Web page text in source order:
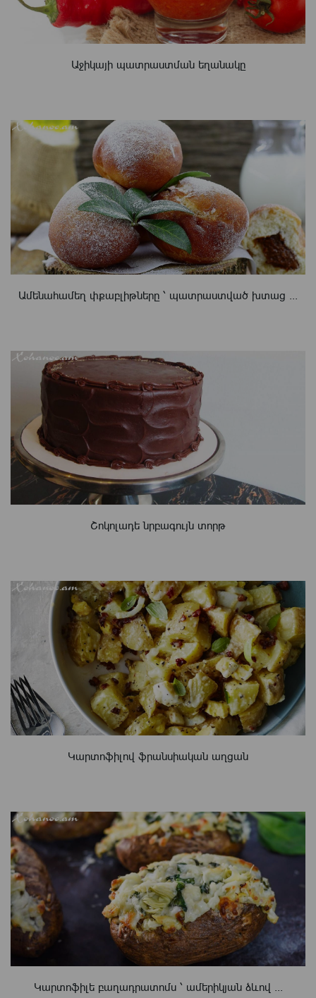
Աջիկայի պատրաստման եղանակը
Ամենահամեղ փքաբլիթները ՝ պատրաստված խտաց ...
Շոկոլադե նրբագույն տորթ
Կարտոֆիլով ֆրանսիական աղցան
Կարտոֆիլե բաղադրատոմս ՝ ամերիկյան ձևով ...